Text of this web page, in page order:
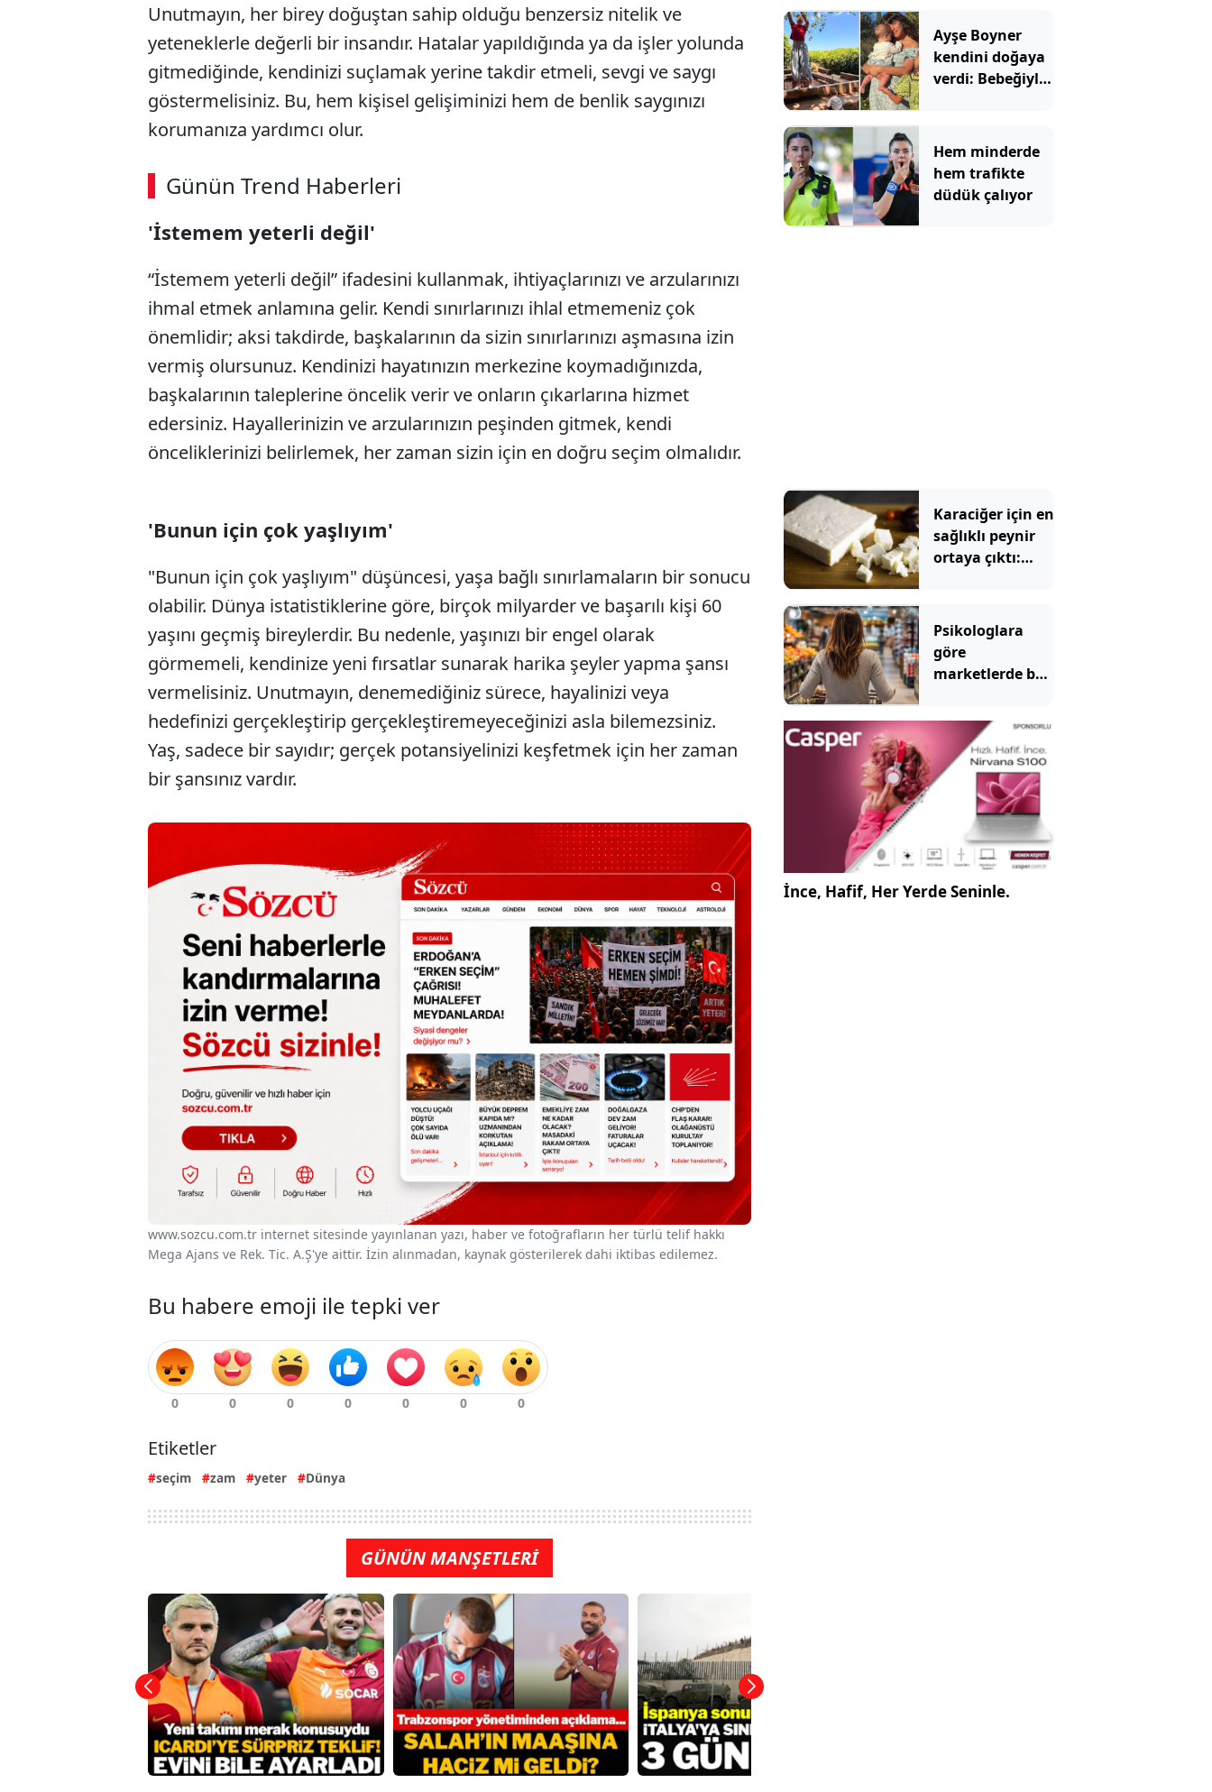
Unutmayın, her birey doğuştan sahip olduğu benzersiz nitelik ve
yeteneklerle değerli bir insandır. Hatalar yapıldığında ya da işler yolunda
gitmediğinde, kendinizi suçlamak yerine takdir etmeli, sevgi ve saygı
göstermelisiniz. Bu, hem kişisel gelişiminizi hem de benlik saygınızı
korumanıza yardımcı olur.
Günün Trend Haberleri
00:02 / 08:15
'İstemem yeterli değil'
“İstemem yeterli değil” ifadesini kullanmak, ihtiyaçlarınızı ve arzularınızı
ihmal etmek anlamına gelir. Kendi sınırlarınızı ihlal etmemeniz çok
önemlidir; aksi takdirde, başkalarının da sizin sınırlarınızı aşmasına izin
vermiş olursunuz. Kendinizi hayatınızın merkezine koymadığınızda,
başkalarının taleplerine öncelik verir ve onların çıkarlarına hizmet
edersiniz. Hayallerinizin ve arzularınızın peşinden gitmek, kendi
önceliklerinizi belirlemek, her zaman sizin için en doğru seçim olmalıdır.
'Bunun için çok yaşlıyım'
"Bunun için çok yaşlıyım" düşüncesi, yaşa bağlı sınırlamaların bir sonucu
olabilir. Dünya istatistiklerine göre, birçok milyarder ve başarılı kişi 60
yaşını geçmiş bireylerdir. Bu nedenle, yaşınızı bir engel olarak
görmemeli, kendinize yeni fırsatlar sunarak harika şeyler yapma şansı
vermelisiniz. Unutmayın, denemediğiniz sürece, hayalinizi veya
hedefinizi gerçekleştirip gerçekleştiremeyeceğinizi asla bilemezsiniz.
Yaş, sadece bir sayıdır; gerçek potansiyelinizi keşfetmek için her zaman
bir şansınız vardır.
www.sozcu.com.tr internet sitesinde yayınlanan yazı, haber ve fotoğrafların her türlü telif hakkı
Mega Ajans ve Rek. Tic. A.Ş'ye aittir. İzin alınmadan, kaynak gösterilerek dahi iktibas edilemez.
Bu habere emoji ile tepki ver
Etiketler
seçim zam yeter Dünya
GÜNÜN MANŞETLERİ
Ayşe Boyner
kendini doğaya
verdi: Bebeğiyle
Hem minderde
hem trafikte
düdük çalıyor
Karaciğer için en
sağlıklı peynir
ortaya çıktı:
Psikologlara
göre
marketlerde bu
çalıyormuş
İnce, Hafif, Her Yerde Seninle.